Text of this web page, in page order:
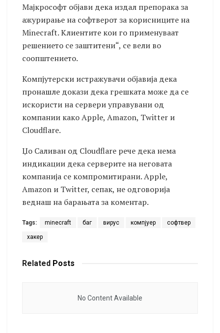
Мајкрософт објави дека издал препорака за
ажурирање на софтверот за корисниците на
Minecraft. Клиентите кои го применуваат
решението се заштитени“, се вели во
соопштението.
Компјутерски истражувачи објавија дека
пронашле докази дека грешката може да се
искористи на сервери управувани од
компании како Apple, Amazon, Twitter и
Cloudflare.
Џо Саливан од Cloudflare рече дека нема
индикации дека серверите на неговата
компанија се компромитирани. Apple,
Amazon и Twitter, сепак, не одговорија
веднаш на барањата за коментар.
Tags: minecraft баг вирус компјуер софтвер
хакер
Related Posts
No Content Available